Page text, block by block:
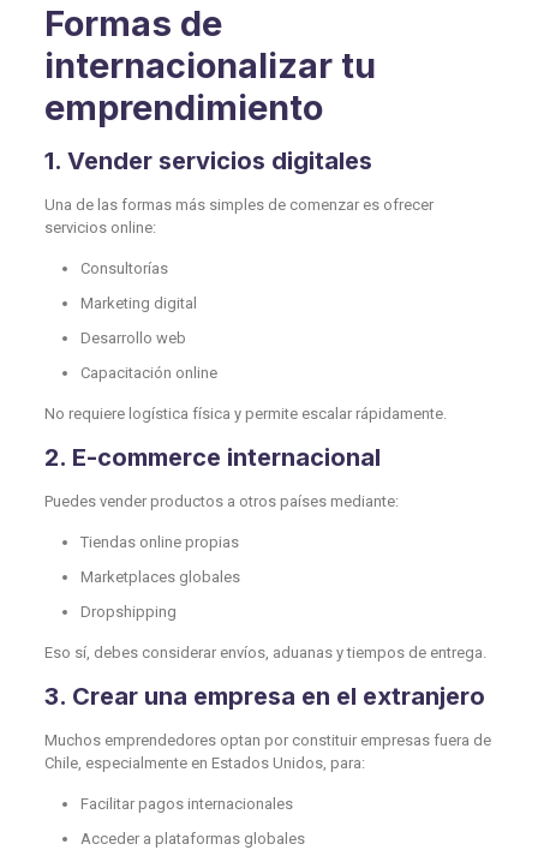
Formas de
internacionalizar tu
emprendimiento
1. Vender servicios digitales
Una de las formas más simples de comenzar es ofrecer
servicios online:
Consultorías
Marketing digital
Desarrollo web
Capacitación online
No requiere logística física y permite escalar rápidamente.
2. E-commerce internacional
Puedes vender productos a otros países mediante:
Tiendas online propias
Marketplaces globales
Dropshipping
Eso sí, debes considerar envíos, aduanas y tiempos de entrega.
3. Crear una empresa en el extranjero
Muchos emprendedores optan por constituir empresas fuera de
Chile, especialmente en Estados Unidos, para:
Facilitar pagos internacionales
Acceder a plataformas globales